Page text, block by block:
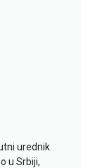
urednik
u Srbiji,